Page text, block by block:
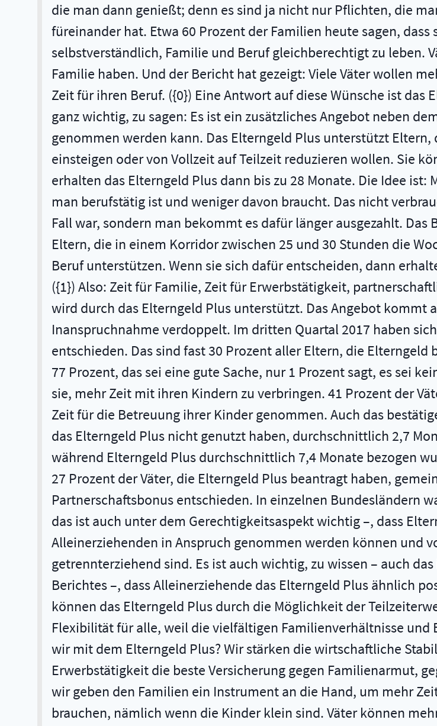
die man dann genießt; denn es sind ja nicht nur Pflichten, die
füreinander hat. Etwa 60 Prozent der Familien heute sagen,
selbstverständlich, Familie und Beruf gleichberechtigt zu leben.
Familie haben. Und der Bericht hat gezeigt: Viele Väter wollen
Zeit für ihren Beruf. ({0}) Eine Antwort auf diese Wünsche ist
ganz wichtig, zu sagen: Es ist ein zusätzliches Angebot neben
genommen werden kann. Das Elterngeld Plus unterstützt
einsteigen oder von Vollzeit auf Teilzeit reduzieren wollen. Sie
erhalten das Elterngeld Plus dann bis zu 28 Monate. Die Idee
man berufstätig ist und weniger davon braucht. Das nicht
Fall war, sondern man bekommt es dafür länger ausgezahlt.
Eltern, die in einem Korridor zwischen 25 und 30 Stunden die
Beruf unterstützen. Wenn sie sich dafür entscheiden, dann
({1}) Also: Zeit für Familie, Zeit für Erwerbstätigkeit,
wird durch das Elterngeld Plus unterstützt. Das Angebot kommt
Inanspruchnahme verdoppelt. Im dritten Quartal 2017 haben
entschieden. Das sind fast 30 Prozent aller Eltern, die Elterngeld
77 Prozent, das sei eine gute Sache, nur 1 Prozent sagt, es sei
sie, mehr Zeit mit ihren Kindern zu verbringen. 41 Prozent der
Zeit für die Betreuung ihrer Kinder genommen. Auch das
das Elterngeld Plus nicht genutzt haben, durchschnittlich 2,7
während Elterngeld Plus durchschnittlich 7,4 Monate bezogen
27 Prozent der Väter, die Elterngeld Plus beantragt haben,
Partnerschaftsbonus entschieden. In einzelnen Bundesländern
das ist auch unter dem Gerechtigkeitsaspekt wichtig –, dass
Alleinerziehenden in Anspruch genommen werden können und
getrennterziehend sind. Es ist auch wichtig, zu wissen – auch
Berichtes –, dass Alleinerziehende das Elterngeld Plus ähnlich
können das Elterngeld Plus durch die Möglichkeit der
Flexibilität für alle, weil die vielfältigen Familienverhältnisse und
wir mit dem Elterngeld Plus? Wir stärken die wirtschaftliche
Erwerbstätigkeit die beste Versicherung gegen Familienarmut,
wir geben den Familien ein Instrument an die Hand, um mehr
brauchen, nämlich wenn die Kinder klein sind. Väter können